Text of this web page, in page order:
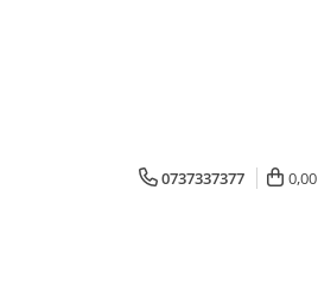
0737337377 0,00